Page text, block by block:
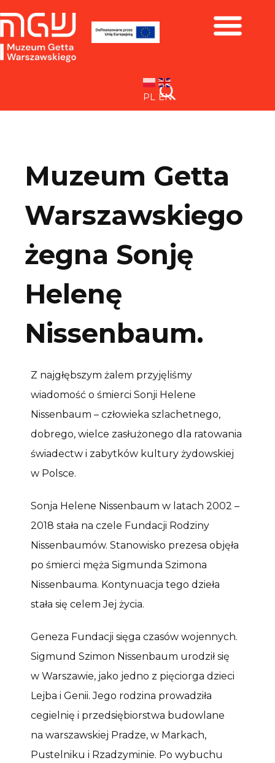
PL EN
Muzeum Getta
Warszawskiego
żegna Sonję
Helenę
Nissenbaum.
Z najgłębszym żalem przyjęliśmy
wiadomość o śmierci Sonji Helene
Nissenbaum – człowieka szlachetnego,
dobrego, wielce zasłużonego dla ratowania
świadectw i zabytków kultury żydowskiej
w Polsce.
Sonja Helene Nissenbaum w latach 2002 –
2018 stała na czele Fundacji Rodziny
Nissenbaumów. Stanowisko prezesa objęła
po śmierci męża Sigmunda Szimona
Nissenbauma. Kontynuacja tego dzieła
stała się celem Jej życia.
Geneza Fundacji sięga czasów wojennych.
Sigmund Szimon Nissenbaum urodził się
w Warszawie, jako jedno z pięciorga dzieci
Lejba i Genii. Jego rodzina prowadziła
cegielnię i przedsiębiorstwa budowlane
na warszawskiej Pradze, w Markach,
Pustelniku i Rzadzyminie. Po wybuchu